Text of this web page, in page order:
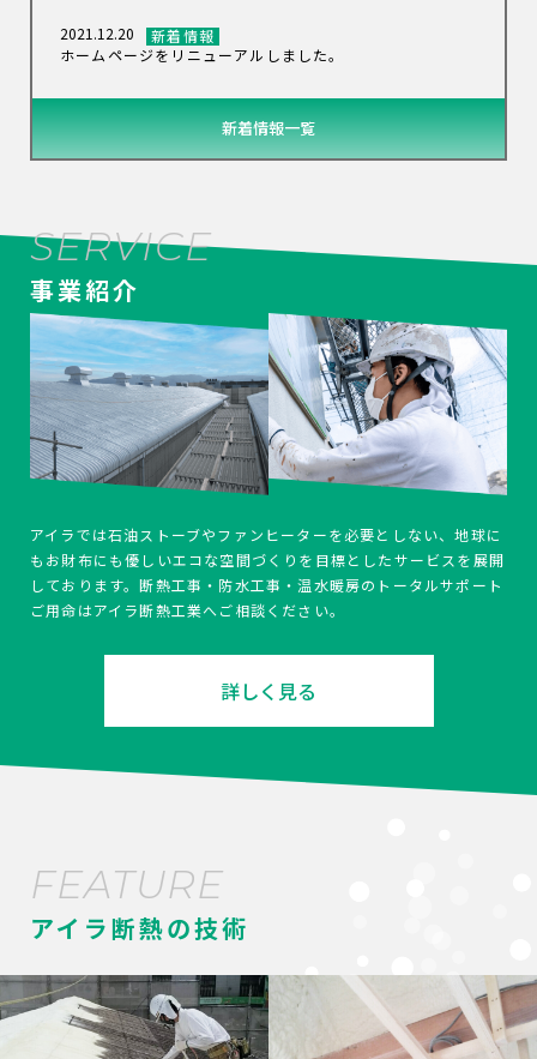
2021.12.20
新着情報
ホームページをリニューアルしました。
新着情報一覧
SERVICE
事業紹介
アイラでは石油ストーブやファンヒーターを必要としない、地球に
もお財布にも優しいエコな空間づくりを目標としたサービスを展開
しております。断熱工事・防水工事・温水暖房のトータルサポート
ご用命はアイラ断熱工業へご相談ください。
詳しく見る
FEATURE
アイラ断熱の技術